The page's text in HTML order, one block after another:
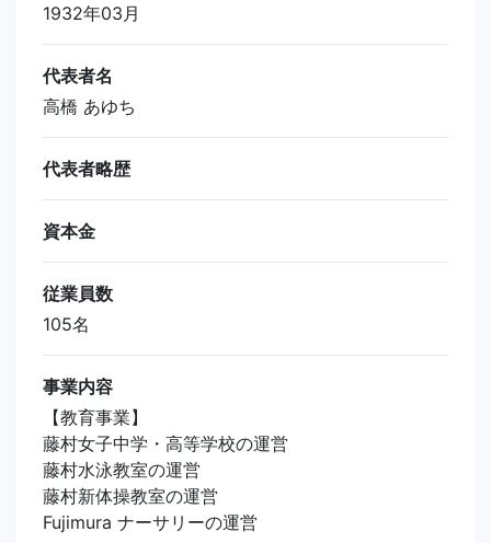
1932年03月
代表者名
高橋 あゆち
代表者略歴
資本金
従業員数
105名
事業内容
【教育事業】
藤村女子中学・高等学校の運営
藤村水泳教室の運営
藤村新体操教室の運営
Fujimura ナーサリーの運営